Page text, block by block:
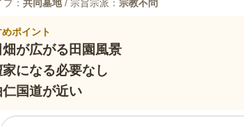
： 共同墓地/ 宗旨宗派： 宗教不問
ポイント
畑が広がる田園風景
家になる必要なし
仁国道が近い